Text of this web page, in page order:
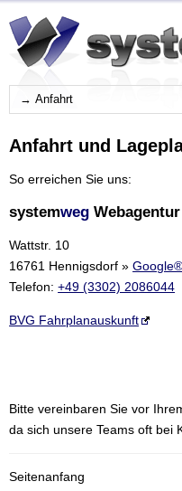
Anfahrt und
So erreichen Sie uns:
systemweg
Wattstr. 10
16761 Hennigsdorf »
Telefon:+49 (3302) 2086044
BVG Fahrplanauskunft
Bitte vereinbaren Sie vor
da sich unsere Teams oft bei
Seitenanfang